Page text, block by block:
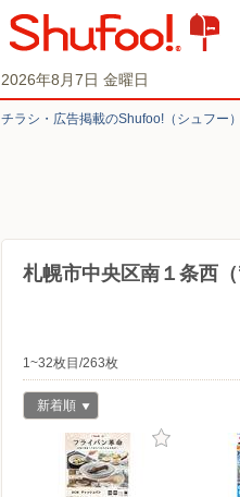
2026年8月7日 金曜日
チラシ・​広告掲載の​Shufoo!​（シュフー）
札幌市中央区南１条西
1~32枚目/263枚
新着順